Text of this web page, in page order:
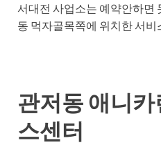
서대전 사업소는 예약안하면
동 먹자골목쪽에 위치한 서비
관저동 애니
스센터